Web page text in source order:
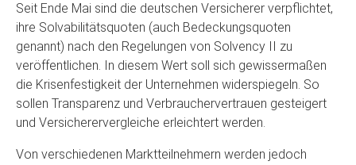
Seit Ende Mai sind die deutschen Versicherer verpflichtet,
ihre Solvabilitätsquoten (auch Bedeckungsquoten
genannt) nach den Regelungen von Solvency II zu
veröffentlichen. In diesem Wert soll sich gewissermaßen
die Krisenfestigkeit der Unternehmen widerspiegeln. So
sollen Transparenz und Verbrauchervertrauen gesteigert
und Versicherervergleiche erleichtert werden.
Von verschiedenen Marktteilnehmern werden jedoch